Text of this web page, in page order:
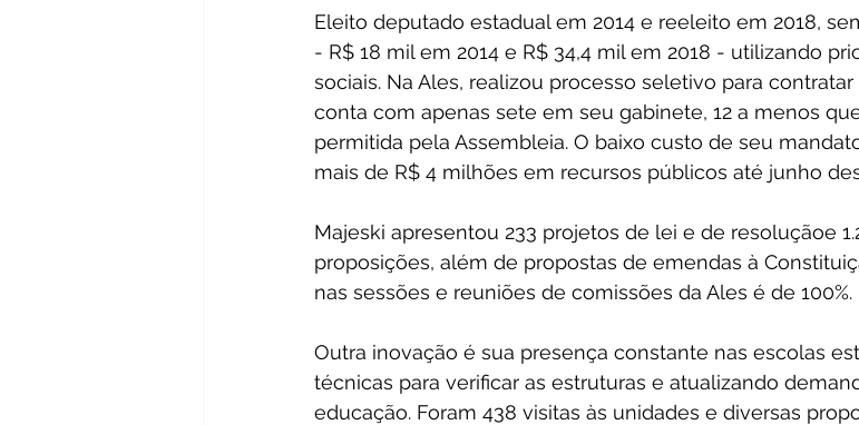
Eleito deputado estadual em 2014 e reeleito em 2018,
- R$ 18 mil em 2014 e R$ 34,4 mil em 2018 - utilizando
sociais. Na Ales, realizou processo seletivo para
conta com apenas sete em seu gabinete, 12 a menos
permitida pela Assembleia. O baixo custo de seu
mais de R$ 4 milhões em recursos públicos até junho
Majeski apresentou 233 projetos de lei e de resoluçãoe
proposições, além de propostas de emendas à
nas sessões e reuniões de comissões da Ales é de 100%.
Outra inovação é sua presença constante nas escolas
técnicas para verificar as estruturas e atualizando
educação. Foram 438 visitas às unidades e diversas